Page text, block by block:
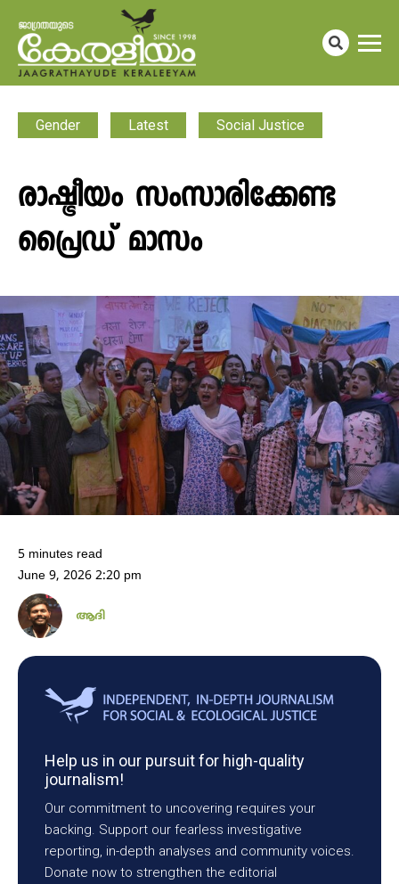
Gender Latest Social Justice
രാഷ്ട്രീയം സംസാരിക്കേണ്ട
പ്രൈഡ് മാസം
5 minutes read
June 9, 2026 2:20 pm
ആദി
Help us in our pursuit for high-quality
journalism!
Our commitment to uncovering requires your
backing. Support our fearless investigative
reporting, in-depth analyses and community voices.
Donate now to strengthen the editorial